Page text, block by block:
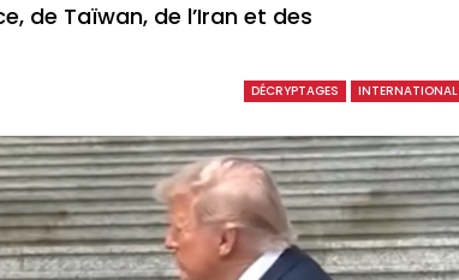
de Taïwan, de l’Iran et des
DÉCRYPTAGES INTERNATIONAL